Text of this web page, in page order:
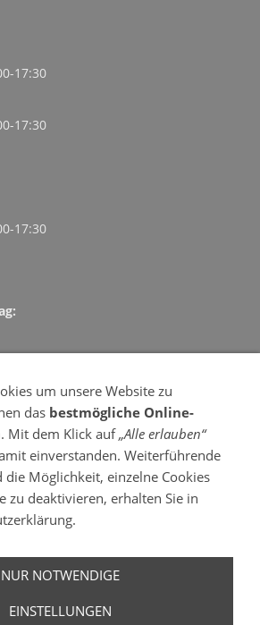
17:30
17:30
17:30
Sie Ihre Termin einfach, schnell
Sprechstunde)
/ weitere Informationen
um unsere Website zu
das bestmögliche Online-
Mit dem Klick auf„Alle erlauben“
einverstanden. Weiterführende
Möglichkeit, einzelne Cookies
zu deaktivieren, erhalten Sie in
NUR NOTWENDIGE
EINSTELLUNGEN